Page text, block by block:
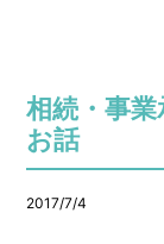
相続・事
お話
2017/7/4